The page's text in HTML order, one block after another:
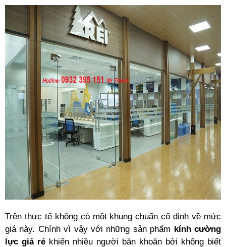
Trên thực tế không có một khung chuẩn cố định về mức
giá này. Chính vì vậy với những sản phẩm kính cường
lực giá rẻ khiến nhiều người băn khoăn bởi không biết